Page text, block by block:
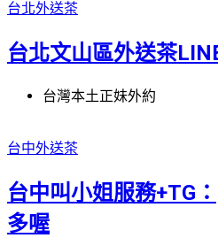
台北外送茶
台北文山區外送茶
台灣本土正妹外約
台中外送茶
台中叫小姐服務+TG
多喔